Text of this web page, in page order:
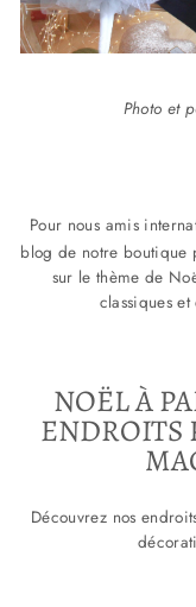
Photo et
Pour nous amis
blog de notre boutique
sur le thème de
classiques
NOËL À
ENDROITS
Découvrez nos